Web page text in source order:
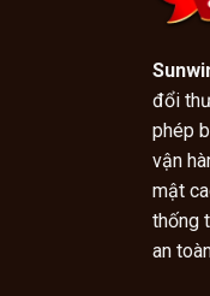
đổi
phép
vận
mật
thống
an